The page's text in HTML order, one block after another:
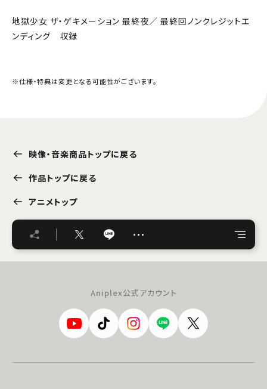
地獄少女 ザ・ゲキメーション 最終夜／ 最終回ノンクレジットエ
ンディング 収録
※仕様・特典は変更となる可能性がございます。
映像・音楽商品トップに戻る
作品トップに戻る
アニメトップ
…
Aniplex公式アカウント